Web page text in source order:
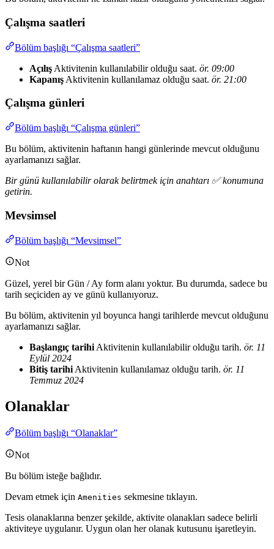
Çalışma saatleri
Bölüm başlığı “Çalışma saatleri”
Açılış Aktivitenin kullanılabilir olduğu saat. ör. 09:00
Kapanış Aktivitenin kullanılamaz olduğu saat. ör. 21:00
Çalışma günleri
Bölüm başlığı “Çalışma günleri”
Bu bölüm, aktivitenin haftanın hangi günlerinde mevcut olduğunu
ayarlamanızı sağlar.
Bir günü kullanılabilir olarak belirtmek için anahtarı ✅ konumuna
getirin.
Mevsimsel
Bölüm başlığı “Mevsimsel”
Not
Güzel, yerel bir Gün / Ay form alanı yoktur. Bu durumda, sadece bu
tarih seçiciden ay ve günü kullanıyoruz.
Bu bölüm, aktivitenin yıl boyunca hangi tarihlerde mevcut olduğunu
ayarlamanızı sağlar.
Başlangıç tarihi Aktivitenin kullanılabilir olduğu tarih. ör. 11
Eylül 2024
Bitiş tarihi Aktivitenin kullanılamaz olduğu tarih. ör. 11
Temmuz 2024
Olanaklar
Bölüm başlığı “Olanaklar”
Not
Bu bölüm isteğe bağlıdır.
Devam etmek için Amenities sekmesine tıklayın.
Tesis olanaklarına benzer şekilde, aktivite olanakları sadece belirli
aktiviteye uygulanır. Uygun olan her olanak kutusunu işaretleyin.